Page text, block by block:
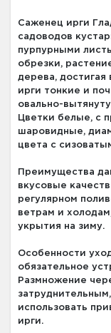
Саженец ирги
садоводов
пурпурными
обрезки,
дерева,
ирги тонкие и
овально-
Цветки белые, с
шаровидные,
цвета с
Преимущества
вкусовые
регулярном
ветрам и
укрытия на зиму.
Особенности
обязательное
Размножение
использовать
ирги.